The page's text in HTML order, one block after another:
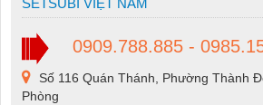
SETSUBI VIỆT NAM
0909.788.885 -
Số 116 Quán Thánh, Phường Thành
Phòng